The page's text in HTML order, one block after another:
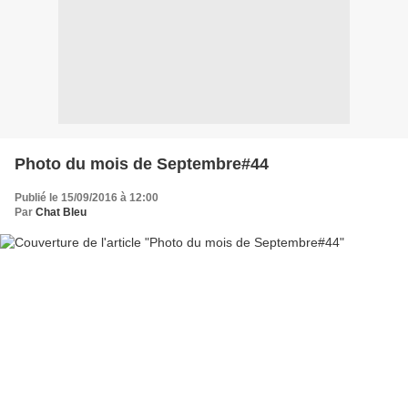
Photo du mois de Septembre#44
Publié le 15/09/2016 à 12:00
Par Chat Bleu